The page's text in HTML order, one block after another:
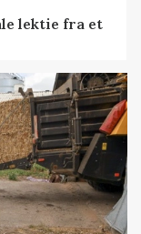
lektie fra et